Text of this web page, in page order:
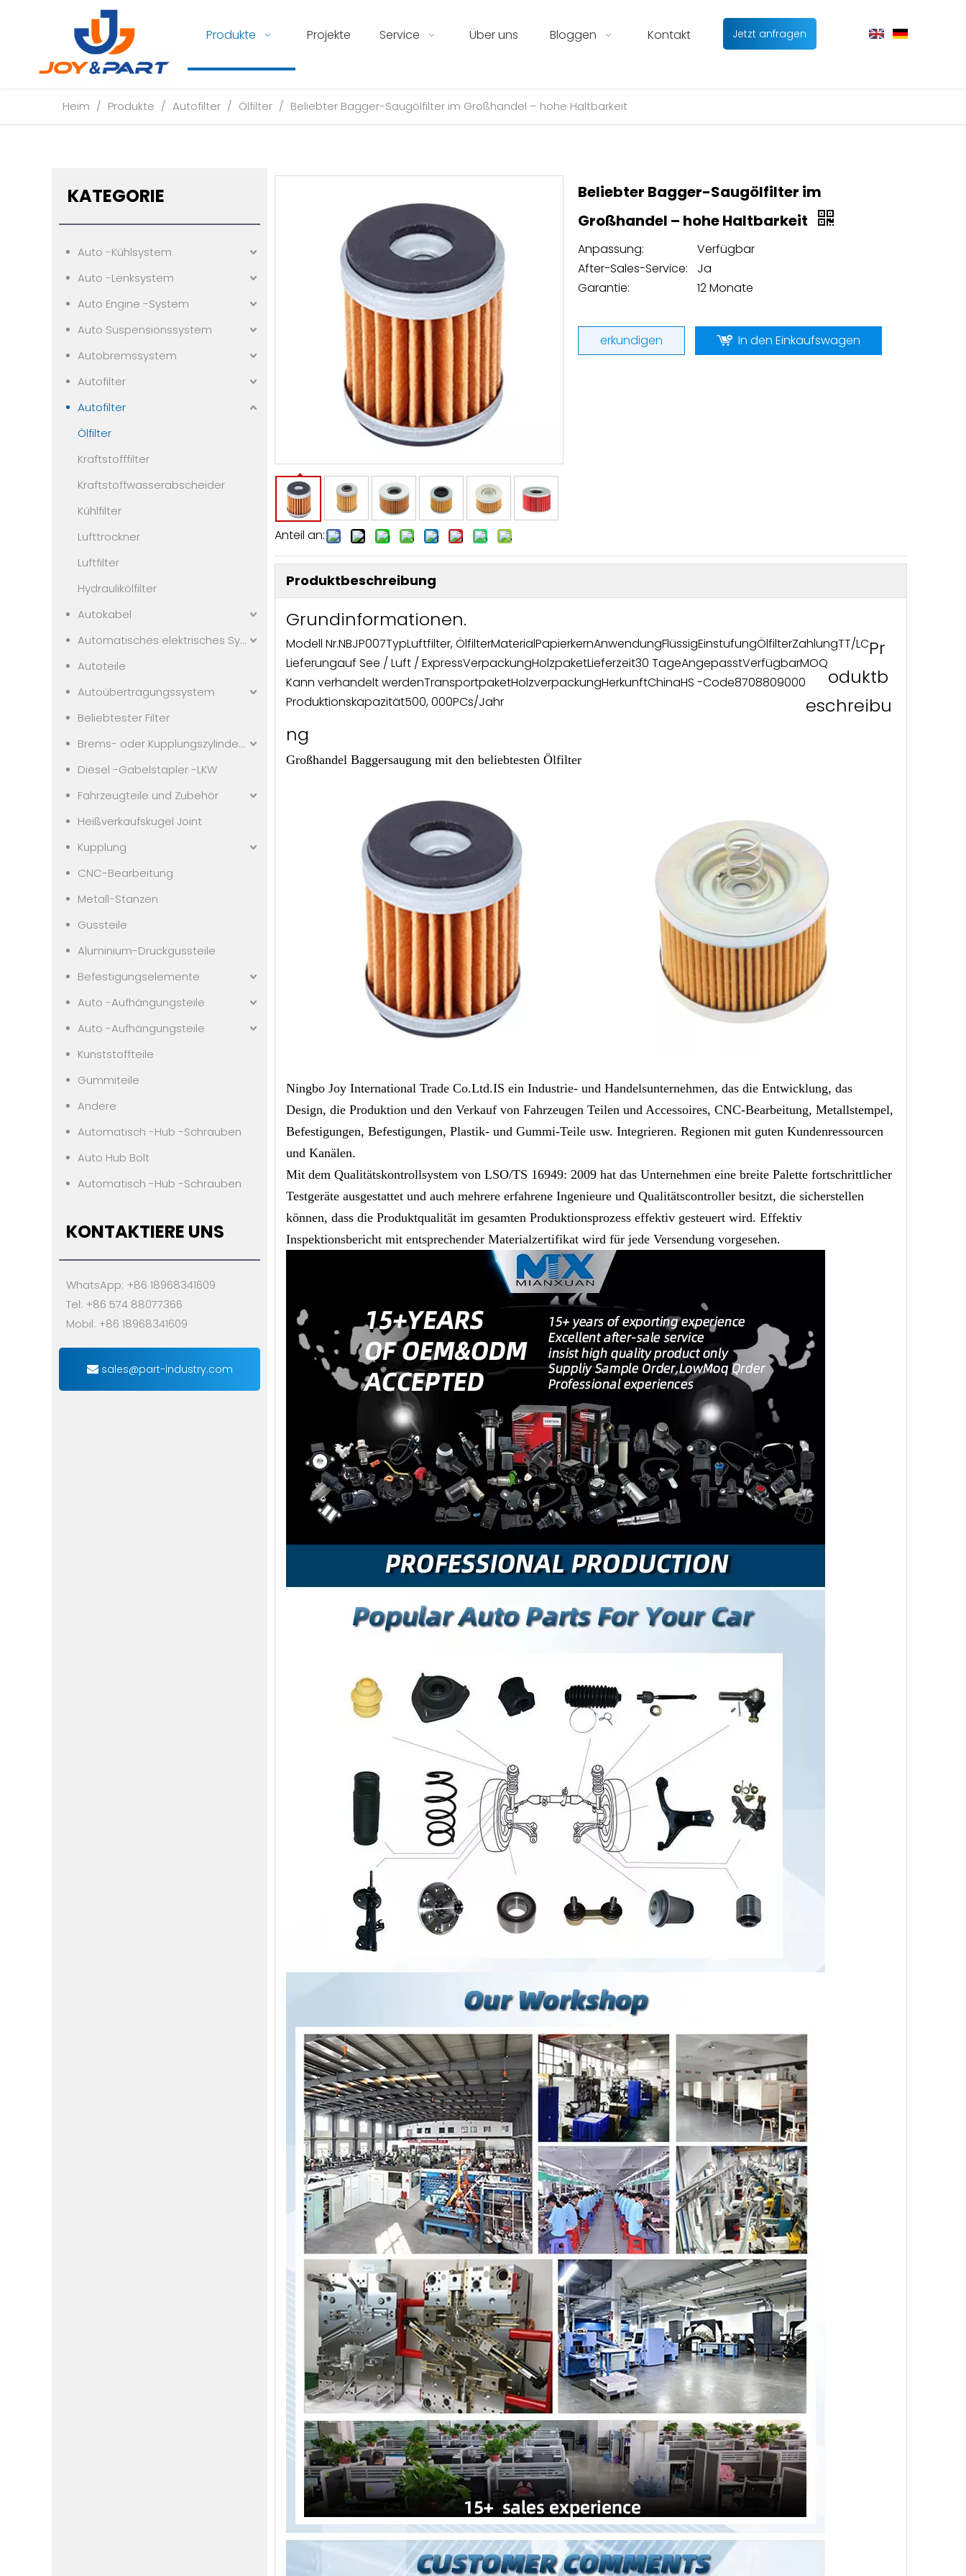
Produkte Projekte Service Über uns Bloggen Kontakt Jetzt anfragen
Heim / Produkte / Autofilter / Ölfilter / Beliebter Bagger-Saugölfilter im Großhandel – hohe Haltbarkeit
KATEGORIE
Auto -Kühlsystem
Auto -Lenksystem
Auto Engine -System
Auto Suspensionssystem
Autobremssystem
Autofilter
Autofilter
Ölfilter
Kraftstofffilter
Kraftstoffwasserabscheider
Kühlfilter
Lufttrockner
Luftfilter
Hydraulikölfilter
Autokabel
Automatisches elektrisches System
Autoteile
Autoübertragungssystem
Beliebtester Filter
Brems- oder Kupplungszylindern
Diesel -Gabelstapler -LKW
Fahrzeugteile und Zubehör
Heißverkaufskugel Joint
Kupplung
CNC-Bearbeitung
Metall-Stanzen
Gussteile
Aluminium-Druckgussteile
Befestigungselemente
Auto -Aufhängungsteile
Auto -Aufhängungsteile
Kunststoffteile
Gummiteile
Andere
Automatisch -Hub -Schrauben
Auto Hub Bolt
Automatisch -Hub -Schrauben
KONTAKTIERE UNS
WhatsApp: +86 18968341609
Tel: +86 574 88077366
Mobil: +86 18968341609
sales@part-industry.com
Anteil an:
Beliebter Bagger-Saugölfilter im
Großhandel – hohe Haltbarkeit
Anpassung:
Verfügbar
After-Sales-Service:
Ja
Garantie:
12 Monate
erkundigen In den Einkaufswagen
Produktbeschreibung
Grundinformationen.
Modell Nr.NBJP007TypLuftfilter, ÖlfilterMaterialPapierkernAnwendungFlüssigEinstufungÖlfilterZahlungTT/LC
Lieferungauf See / Luft / ExpressVerpackungHolzpaketLieferzeit30 TageAngepasstVerfügbarMOQ
Kann verhandelt werdenTransportpaketHolzverpackungHerkunftChinaHS -Code8708809000
Produktionskapazität500, 000PCs/Jahr
Pr
oduktb
eschreibu
ng
Großhandel Baggersaugung mit den beliebtesten Ölfilter
Ningbo Joy International Trade Co.Ltd.IS ein Industrie- und Handelsunternehmen, das die Entwicklung, das
Design, die Produktion und den Verkauf von Fahrzeugen Teilen und Accessoires, CNC-Bearbeitung, Metallstempel,
Befestigungen, Befestigungen, Plastik- und Gummi-Teile usw. Integrieren. Regionen mit guten Kundenressourcen
und Kanälen.
Mit dem Qualitätskontrollsystem von LSO/TS 16949: 2009 hat das Unternehmen eine breite Palette fortschrittlicher
Testgeräte ausgestattet und auch mehrere erfahrene Ingenieure und Qualitätscontroller besitzt, die sicherstellen
können, dass die Produktqualität im gesamten Produktionsprozess effektiv gesteuert wird. Effektiv
Inspektionsbericht mit entsprechender Materialzertifikat wird für jede Versendung vorgesehen.